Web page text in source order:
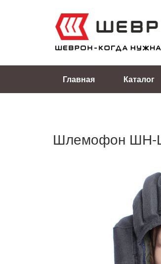
Главная Каталог
Шлемофон